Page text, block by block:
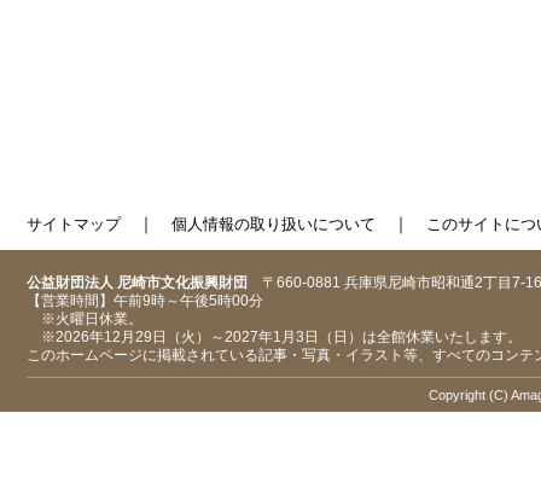
サイトマップ｜ 個人情報の取り扱いについて ｜ このサイトにつ
公益財団法人 尼崎市文化振興財団 〒660-0881 兵庫県尼崎市昭和通2丁目7-16
【営業時間】午前9時～午後5時00分
※火曜日休業。
※2026年12月29日（火）～2027年1月3日（日）は全館休業いたします。
このホームページに掲載されている記事・写真・イラスト等、すべてのコン
Copyright (C)